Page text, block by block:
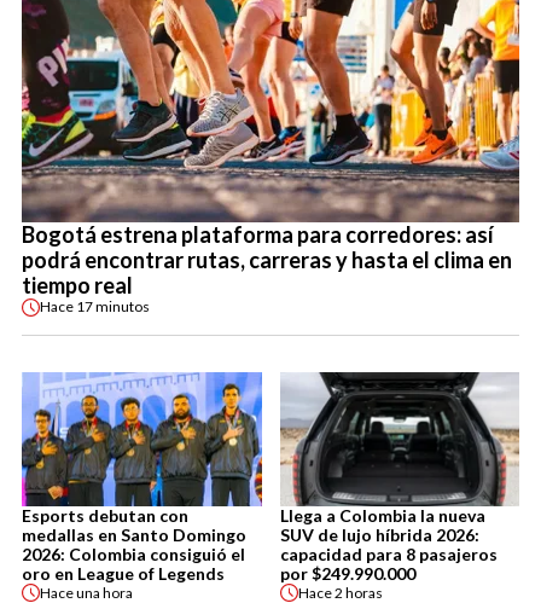
Bogotá estrena plataforma para corredores: así
podrá encontrar rutas, carreras y hasta el clima en
tiempo real
Hace 17 minutos
Esports debutan con
medallas en Santo Domingo
2026: Colombia consiguió el
oro en League of Legends
Haceuna hora
Llega a Colombia la nueva
SUV de lujo híbrida 2026:
capacidad para 8 pasajeros
por $249.990.000
Hace2 horas